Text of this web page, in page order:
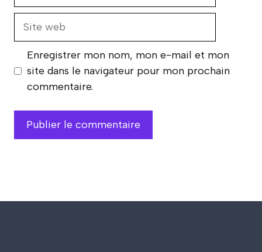
Enregistrer mon nom, mon e-mail et mon
site dans le navigateur pour mon prochain
commentaire.